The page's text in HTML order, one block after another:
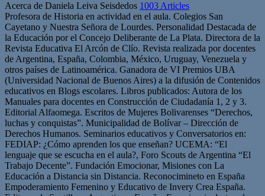
Acerca de Daniela Leiva Seisdedos 1003 Articles
Profesora de Historia en actividad en el aula. Colegios San
Cayetano y Nuestra Señora de Lourdes. Personalidad Destacada de
la Educación por el Concejo Deliberante de La Plata. Directora de la
Revista Educativa El Arcón de Clío. Revista realizada por docentes
de Argentina, España, Colombia, México, Uruguay, Venezuela y
otros países de Latinoamérica. Ganadora de VI Premios UBA
(Universidad Nacional de Buenos Aires) a la difusión de Contenidos
educativos en Blogs escolares. Libros publicados: Autora de los
Manuales para docentes en Construcción de Ciudadanía 1, 2 y 3.
Editorial Alfaomega. Escritos de Mujeres Bolivarenses “Derechos,
luchas y conquistas”. Municipalidad de Bolívar – Dirección de
Derechos Humanos. Seminarios educativos y Conversatorios en:
FEDIAP: ¿Cómo aprenden los que enseñan? UCEMA: “El
lenguaje que se escucha en el aula?, Foro Scouts de Argentina “El
Trabajo Decente”. Fundación Emocionar, Misiones con La
Educación a Distancia sin Distancia. Reconocimineto en España
Empoderamiento Femenino y Educativo de Invery Crea España.